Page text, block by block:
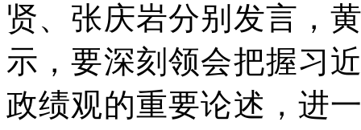
贤、张庆岩分别发言，
示，要深刻领会把握习
政绩观的重要论述，进